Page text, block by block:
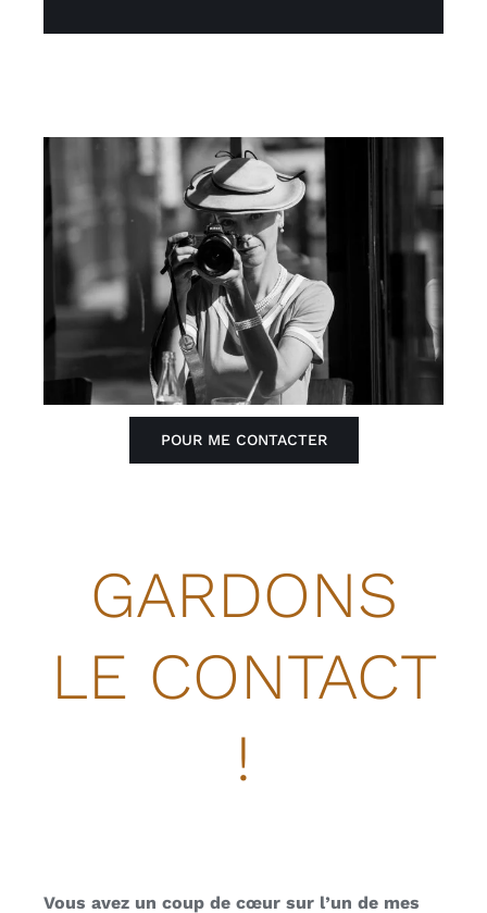
GARDONS
LE CONTACT
!
Vous avez un coup de cœur sur l’un de mes
POUR ME CONTACTER